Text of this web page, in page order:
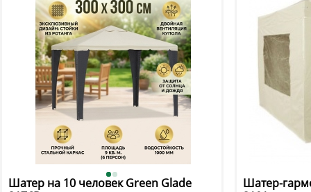
Доставка:
Шатер на 10 человек Green Glade
Шатер-